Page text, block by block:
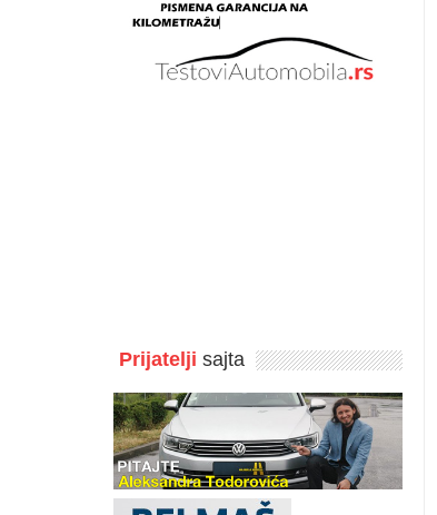
Prijatelji sajta